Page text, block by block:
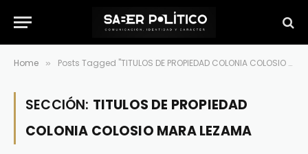
Home » Posts Tagged "TITULOS DE PROPIEDAD COLONIA COLOSIO MARA LEZAMA"
SECCIÓN: TITULOS DE PROPIEDAD
COLONIA COLOSIO MARA LEZAMA